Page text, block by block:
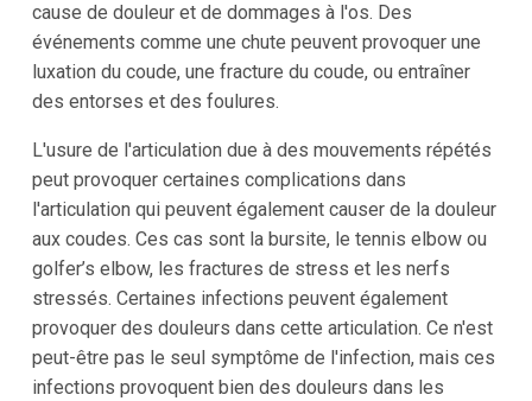
cause de douleur et de dommages à l'os. Des
événements comme une chute peuvent provoquer une
luxation du coude, une fracture du coude, ou entraîner
des entorses et des foulures.
L'usure de l'articulation due à des mouvements répétés
peut provoquer certaines complications dans
l'articulation qui peuvent également causer de la douleur
aux coudes. Ces cas sont la bursite, le tennis elbow ou
golfer’s elbow, les fractures de stress et les nerfs
stressés. Certaines infections peuvent également
provoquer des douleurs dans cette articulation. Ce n'est
peut-être pas le seul symptôme de l'infection, mais ces
infections provoquent bien des douleurs dans les